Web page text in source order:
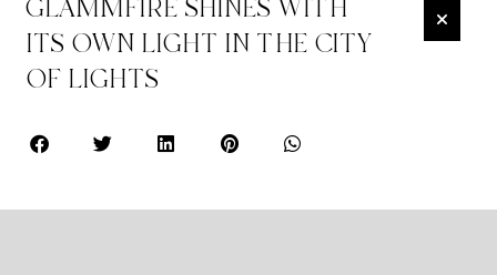
GLAMMFIRE SHINES WITH
ITS OWN LIGHT IN THE CITY
OF LIGHTS